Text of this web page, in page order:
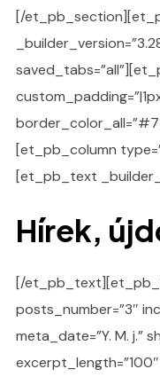
[/
[et_pb_column
[et_pb_text
Hírek,
[/
posts_number=”3″
meta_date=”Y. M. j.”